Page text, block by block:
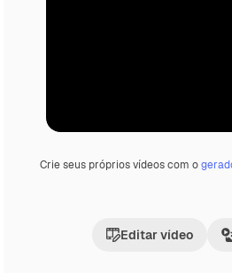
Crie seus próprios vídeos com o
Editar vídeo